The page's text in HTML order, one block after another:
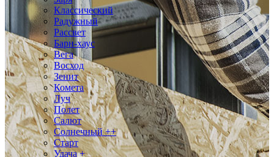
Классический
Радужный
Рассвет
Барн-хаус
Вега
Восход
Зенит
Комета
Луч
Полет
Салют
Солнечный ++
Старт
Удача +